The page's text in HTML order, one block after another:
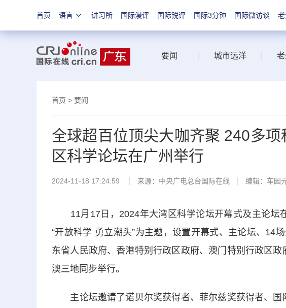
首页 语言 讲习所 国际漫评 国际锐评 国际3分钟 国际微访谈
要闻 城市远洋
首页 > 要闻
全球超百位顶尖大咖齐聚 240多
区科学论坛在广州举行
2024-11-18 17:24:59 来源：中央广电总台国际在线 编辑：车园
11月17日，2024年大湾区科学论坛开幕式及主论坛
“开放科学 勇立潮头”为主题，设置开幕式、主论坛、14
东省人民政府、香港特别行政区政府、澳门特别行政区
澳三地同步举行。
主论坛邀请了诺贝尔奖获得者、菲尔兹奖获得者、国